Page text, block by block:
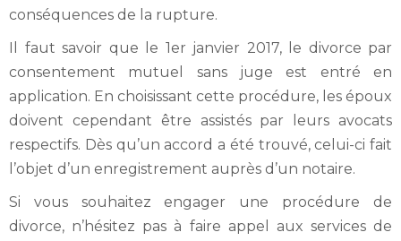
conséquences de la rupture.
Il faut savoir que le 1er janvier 2017, le divorce par
consentement mutuel sans juge est entré en
application. En choisissant cette procédure, les époux
doivent cependant être assistés par leurs avocats
respectifs. Dès qu’un accord a été trouvé, celui-ci fait
l’objet d’un enregistrement auprès d’un notaire.
Si vous souhaitez engager une procédure de
divorce, n’hésitez pas à faire appel aux services de